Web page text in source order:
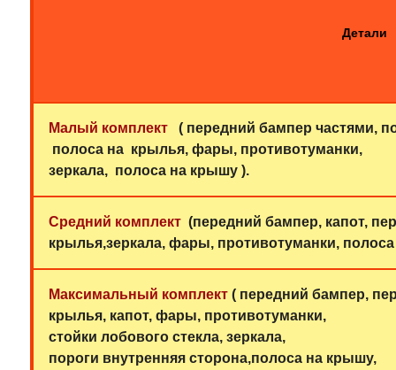
Детали
Малый комплект( передний бампер частями,
полоса на крылья, фары, противотуманки,
зеркала, полоса на крышу ).
Средний комплект(передний бампер, капот,
крылья,зеркала, фары, противотуманки,
Максимальный комплект( передний бампер,
крылья, капот, фары, противотуманки,
стойки лобового стекла, зеркала,
пороги внутренняя сторона,полоса на крышу,